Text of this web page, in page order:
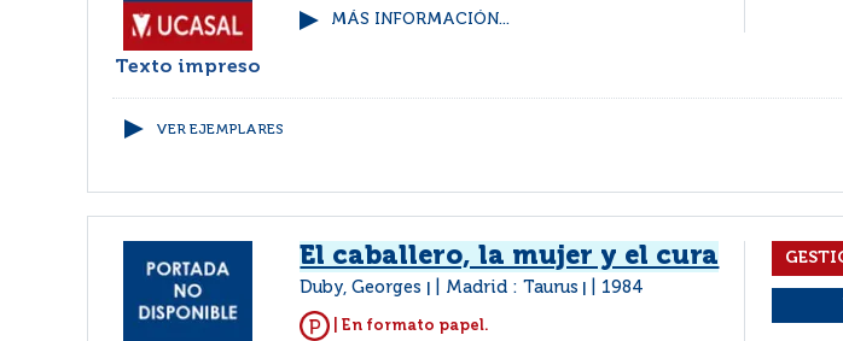
Texto impreso
MÁS INFORMACIÓN...
VER EJEMPLARES
El caballero, la mujer y el cura
Duby, Georges Madrid : Taurus 1984
| En formato papel.